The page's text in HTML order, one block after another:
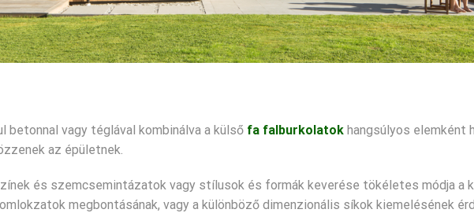
betonnal vagy téglával kombinálva a külső fa falburkolatok hangsúlyos elemként
az épületnek.
és szemcsemintázatok vagy stílusok és formák keverése tökéletes módja a
megbontásának, vagy a különböző dimenzionális síkok kiemelésének